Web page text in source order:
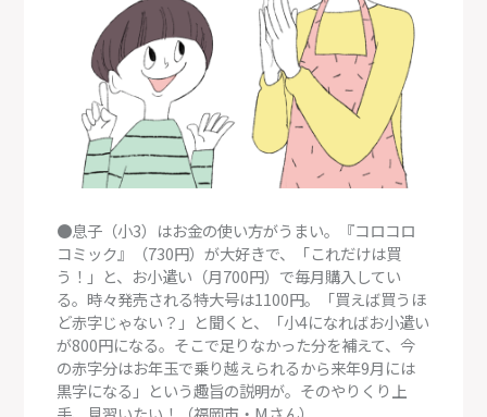
●息子（小3）はお金の使い方がうまい。『コロコロ
コミック』（730円）が大好きで、「これだけは買
う！」と、お小遣い（月700円）で毎月購入してい
る。時々発売される特大号は1100円。「買えば買うほ
ど赤字じゃない？」と聞くと、「小4になればお小遣い
が800円になる。そこで足りなかった分を補えて、今
の赤字分はお年玉で乗り越えられるから来年9月には
黒字になる」という趣旨の説明が。そのやりくり上